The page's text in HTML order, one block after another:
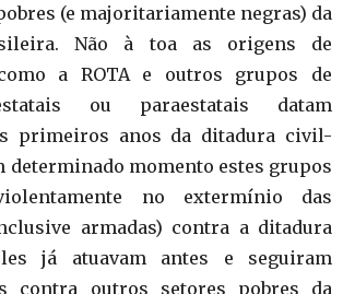
(e majoritariamente negras) da
Não à toa as origens de
a ROTA e outros grupos de
ou paraestatais datam
primeiros anos da ditadura civil-
determinado momento estes grupos
no extermínio das
armadas) contra a ditadura
já atuavam antes e seguiram
contra outros setores pobres da